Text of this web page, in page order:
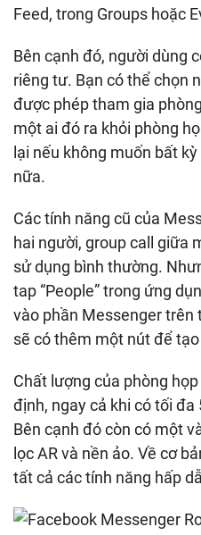
Feed, trong Groups hoặc
Bên cạnh đó, người dùng
riêng tư. Bạn có thể chọn
được phép tham gia
một ai đó ra khỏi phòng
lại nếu không muốn bất
nữa.
Các tính năng cũ của
hai người, group call giữa
sử dụng bình thường.
tap “People” trong ứng
vào phần Messenger trên
sẽ có thêm một nút để
Chất lượng của phòng
định, ngay cả khi có tối
Bên cạnh đó còn có một
lọc AR và nền ảo. Về cơ
tất cả các tính năng hấp